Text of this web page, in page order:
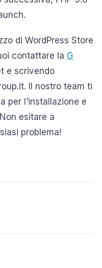
di WordPress Store
contattare la G
e scrivendo
Il nostro team ti
per l’installazione e
esitare a
problema!